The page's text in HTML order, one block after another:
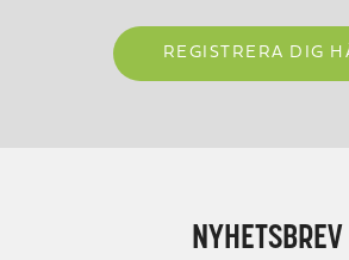
REGISTRERA DIG
NYHETSBREV